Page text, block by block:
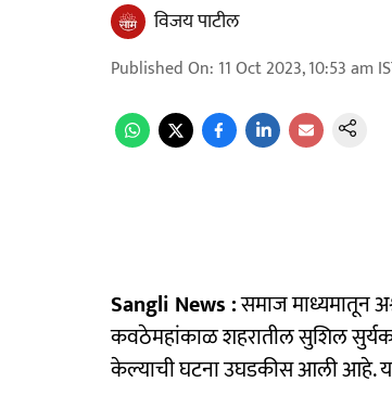
विजय पाटील
Published On: 11 Oct 2023, 10:53 am
Sangli News :समाज माध्यमातून
कवठेमहांकाळ शहरातील सुशिल
केल्याची घटना उघडकीस आली आहे.